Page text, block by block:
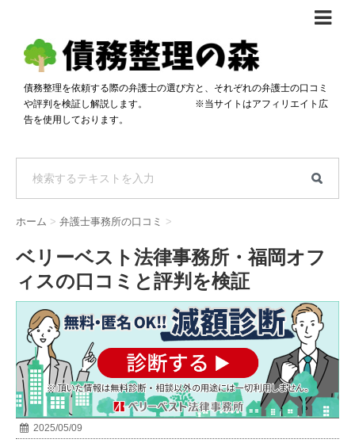
債務整理体験談
おすすめ
料金比較
自己破産・個人再生料金比較
過払い金料金比較
専門家の選び方
料金で選ぶ
着手金無料で選ぶ
24時間年中無休で選ぶ
匿名借金相談
債務整理を依頼する際の弁護士の選び方と、それぞれの弁護士の口コミ
や評判を検証し解説します。 ※当サイトはアフィリエイト広
告を使用しております。
ホーム > 弁護士事務所の口コミ >
ベリーベスト法律事務所・福岡オフ
ィスの口コミと評判を検証
2025/05/09